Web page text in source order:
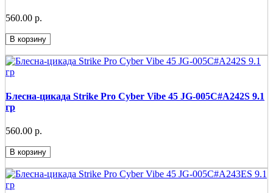
560.00 р.
В корзину
Блесна-цикада Strike Pro Cyber Vibe 45 JG-005C#A242S 9.1
гр
560.00 р.
В корзину